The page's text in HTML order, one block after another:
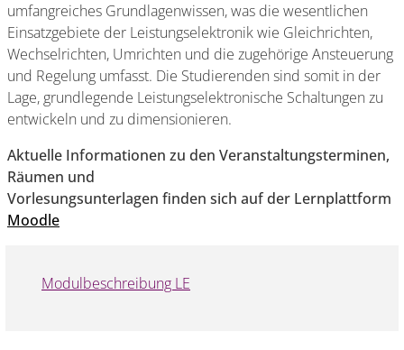
umfangreiches Grundlagenwissen, was die wesentlichen
Einsatzgebiete der Leistungselektronik wie Gleichrichten,
Wechselrichten, Umrichten und die zugehörige Ansteuerung
und Regelung umfasst. Die Studierenden sind somit in der
Lage, grundlegende Leistungselektronische Schaltungen zu
entwickeln und zu dimensionieren.
Aktuelle Informationen zu den Veranstaltungsterminen,
Räumen und
Vorlesungsunterlagen finden sich auf der Lernplattform
Moodle
Modulbeschreibung LE